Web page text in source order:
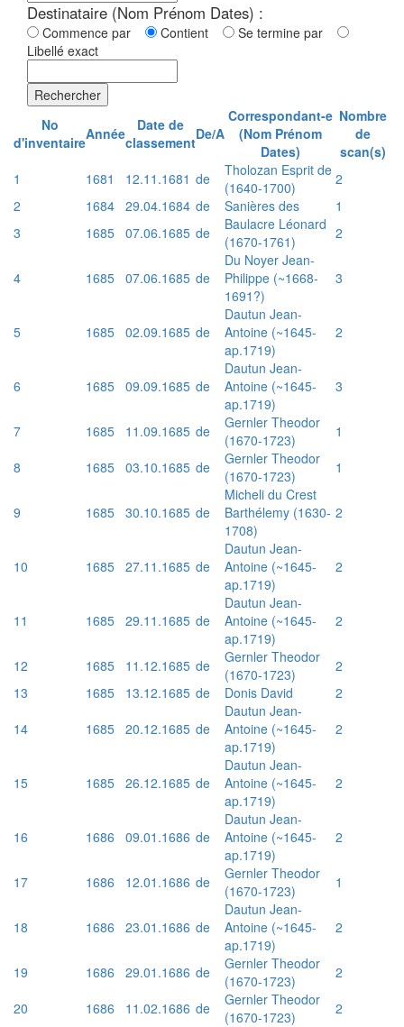
Destinataire (Nom Prénom Dates) :
Commence par Contient
Se termine par
Libellé exact
Rechercher
No
d'inventaireAnnée
Date de
classementDe/A
Correspondant-e
(Nom Prénom
Dates)
Nombre
de
scan(s)
1
1681 12.11.1681 de
Tholozan Esprit de
(1640-1700)
2
2
1684 29.04.1684 de Sanières des
1
3
1685 07.06.1685 de
Baulacre Léonard
(1670-1761)
2
4 1685 07.06.1685 de
Du Noyer Jean-
Philippe (~1668-
1691?)
3
5 1685 02.09.1685 de
Dautun Jean-
Antoine (~1645-
ap.1719)
2
6 1685 09.09.1685 de
Dautun Jean-
Antoine (~1645-
ap.1719)
3
7 1685 11.09.1685 de
Gernler Theodor
(1670-1723)
1
8
1685 03.10.1685 de
Gernler Theodor
(1670-1723)
1
9 1685 30.10.1685 de
Micheli du Crest
Barthélemy (1630-
1708)
2
10 1685 27.11.1685 de
Dautun Jean-
Antoine (~1645-
ap.1719)
2
11 1685 29.11.1685 de
Dautun Jean-
Antoine (~1645-
ap.1719)
2
12 1685 11.12.1685 de
Gernler Theodor
(1670-1723)
2
13
1685 13.12.1685 de Donis David
2
14
1685 20.12.1685 de
Dautun Jean-
Antoine (~1645-
ap.1719)
2
15 1685 26.12.1685 de
Dautun Jean-
Antoine (~1645-
ap.1719)
2
16 1686 09.01.1686 de
Dautun Jean-
Antoine (~1645-
ap.1719)
2
17 1686 12.01.1686 de
Gernler Theodor
(1670-1723)
1
18 1686 23.01.1686 de
Dautun Jean-
Antoine (~1645-
ap.1719)
2
19 1686 29.01.1686 de
Gernler Theodor
(1670-1723)
2
20
1686 11.02.1686 de
Gernler Theodor
(1670-1723)
2